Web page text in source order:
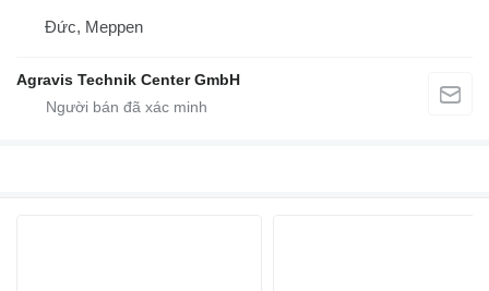
Đức, Meppen
Agravis Technik Center GmbH